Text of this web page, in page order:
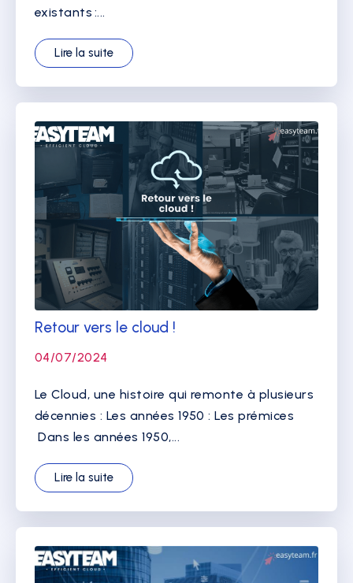
existants :...
Lire la suite
Retour vers le cloud !
04/07/2024
Le Cloud, une histoire qui remonte à plusieurs
décennies : Les années 1950 : Les prémices
Dans les années 1950,...
Lire la suite